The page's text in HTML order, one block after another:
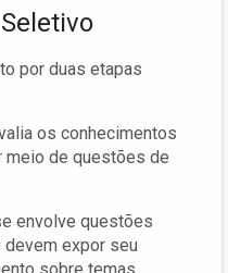
por duas etapas
os conhecimentos
de questões de
envolve questões
expor seu
sobre temas